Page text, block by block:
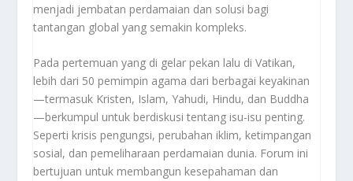
menjadi jembatan perdamaian dan solusi bagi
tantangan global yang semakin kompleks.
Pada pertemuan yang di gelar pekan lalu di Vatikan,
lebih dari 50 pemimpin agama dari berbagai keyakinan
—termasuk Kristen, Islam, Yahudi, Hindu, dan Buddha
—berkumpul untuk berdiskusi tentang isu-isu penting.
Seperti krisis pengungsi, perubahan iklim, ketimpangan
sosial, dan pemeliharaan perdamaian dunia. Forum ini
bertujuan untuk membangun kesepahaman dan